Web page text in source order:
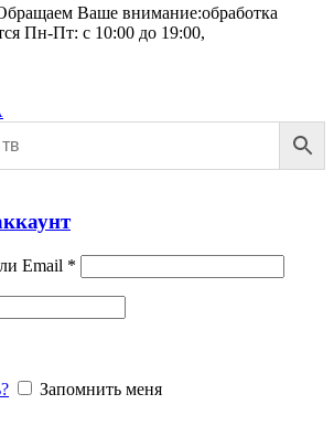
Ваше внимание:обработка
Пн-Пт: с 10:00 до 19:00,
Email *
Запомнить меня